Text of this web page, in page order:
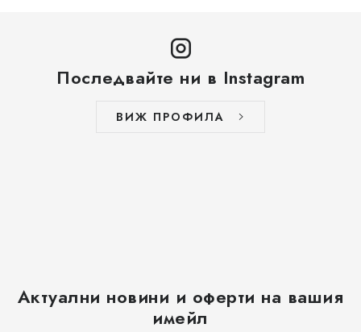
Последвайте ни в Instagram
ВИЖ ПРОФИЛА
Актуални новини и оферти на вашия
имейл